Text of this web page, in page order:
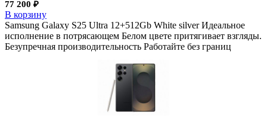
77 200 ₽
В корзину
Samsung Galaxy S25 Ultra 12+512Gb White silver Идеальное
исполнение в потрясающем Белом цвете притягивает взгляды.
Безупречная производительность Работайте без границ